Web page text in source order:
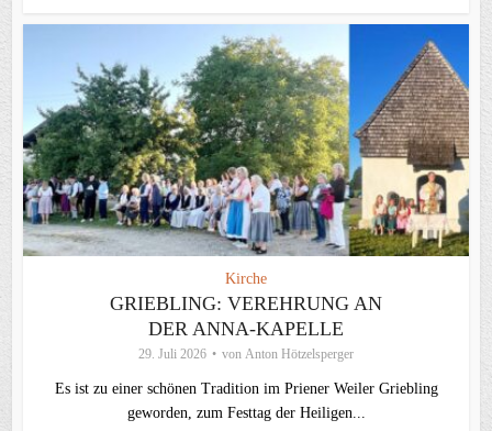
Kirche
GRIEBLING: VEREHRUNG AN
DER ANNA-KAPELLE
29. Juli 2026 von Anton Hötzelsperger
Es ist zu einer schönen Tradition im Priener Weiler Griebling
geworden, zum Festtag der Heiligen...